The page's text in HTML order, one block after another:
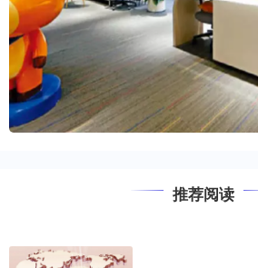
推荐阅读